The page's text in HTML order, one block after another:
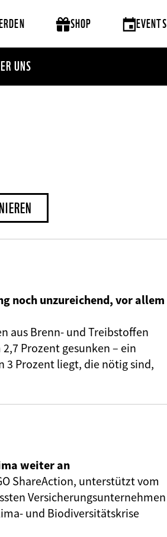
SHOP EVENTS
UNS
noch unzureichend, vor allem
aus Brenn- und Treibstoffen
Prozent gesunken – ein
3 Prozent liegt, die nötig sind,
weiter an
ShareAction, unterstützt vom
Versicherungsunternehmen
und Biodiversitätskrise